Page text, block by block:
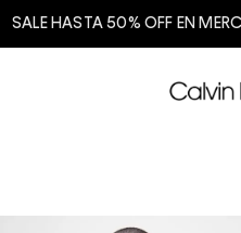
SALE HASTA 50% OFF EN